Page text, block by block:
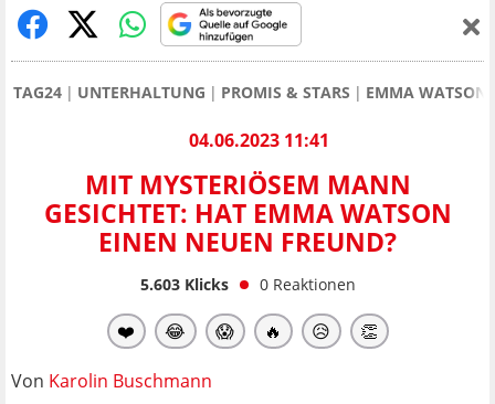
TAG24 UNTERHALTUNG PROMIS & STARS EMMA WATSON
04.06.2023 11:41
MIT MYSTERIÖSEM MANN
GESICHTET: HAT EMMA WATSON
EINEN NEUEN FREUND?
5.603Klicks 0 Reaktionen
❤️ 😂 😱 🔥 😥 👏
Von Karolin Buschmann